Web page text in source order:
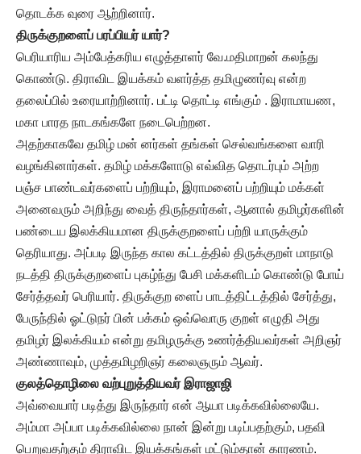
தொடக்க வுரை ஆற்றினார்.
திருக்குறளைப் பரப்பியர் யார்?
பெரியாரிய அம்பேத்கரிய எழுத்தாளர் வே.மதிமாறன் கலந்து
கொண்டு. திராவிட இயக்கம் வளர்த்த தமிழுணர்வு என்ற
தலைப்பில் உரையாற்றினார். பட்டி தொட்டி எங்கும் . இராமாயண,
மகா பாரத நாடகங்களே நடைபெற்றன.
அதற்காகவே தமிழ் மன் னர்கள் தங்கள் செல்வங்களை வாரி
வழங்கினார்கள். தமிழ் மக்களோடு எவ்வித தொடர்பும் அற்ற
பஞ்ச பாண்டவர்களைப் பற்றியும், இராமனைப் பற்றியும் மக்கள்
அனைவரும் அறிந்து வைத் திருந்தார்கள், ஆனால் தமிழர்களின்
பண்டைய இலக்கியமான திருக்குறளைப் பற்றி யாருக்கும்
தெரியாது. அப்படி இருந்த கால கட்டத்தில் திருக்குறள் மாநாடு
நடத்தி திருக்குறளைப் புகழ்ந்து பேசி மக்களிடம் கொண்டு போய்
சேர்த்தவர் பெரியார். திருக்குற ளைப் பாடத்திட்டத்தில் சேர்த்து,
பேருந்தில் ஓட்டுநர் பின் பக்கம் ஒவ்வொரு குறள் எழுதி அது
தமிழர் இலக்கியம் என்று தமிழருக்கு உணர்த்தியவர்கள் அறிஞர்
அண்ணாவும், முத்தமிழறிஞர் கலைஞரும் ஆவர்.
குலத்தொழிலை வற்புறுத்தியவர் இராஜாஜி
அவ்வையார் படித்து இருந்தார் என் ஆயா படிக்கவில்லையே.
அம்மா அப்பா படிக்கவில்லை நான் இன்று படிப்பதற்கும், பதவி
பெறுவதற்கும் திராவிட இயக்கங்கள் மட்டும்தான் காரணம்.